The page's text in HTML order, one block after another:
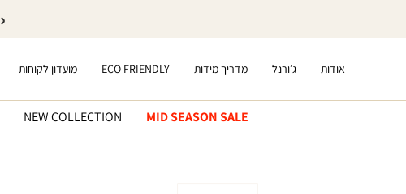
‹
אודות ג׳ורנל מדריך מידות ECO FRIENDLY מועדון לקוחות
MID SEASON SALE
NEW COLLECTION